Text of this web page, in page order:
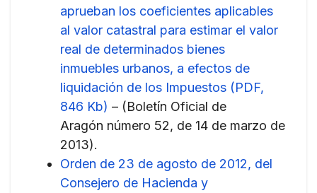
aprueban los coeficientes aplicables
al valor catastral para estimar el valor
real de determinados bienes
inmuebles urbanos, a efectos de
liquidación de los Impuestos (PDF,
846 Kb) – (Boletín Oficial de
Aragón número 52, de 14 de marzo de
2013).
Orden de 23 de agosto de 2012, del
Consejero de Hacienda y